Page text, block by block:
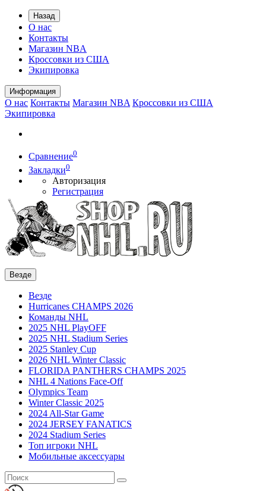
Назад
О нас
Контакты
Магазин NBA
Кроссовки из США
Экипировка
Информация
О нас Контакты Магазин NBA Кроссовки из США
Экипировка
Сравнение0
Закладки0
Авторизация
Регистрация
Везде
Везде
Hurricanes CHAMPS 2026
Команды NHL
2025 NHL PlayOFF
2025 NHL Stadium Series
2025 Stanley Cup
2026 NHL Winter Classic
FLORIDA PANTHERS CHAMPS 2025
NHL 4 Nations Face-Off
Olympics Team
Winter Classic 2025
2024 All-Star Game
2024 JERSEY FANATICS
2024 Stadium Series
Топ игроки NHL
Мобильные аксессуары